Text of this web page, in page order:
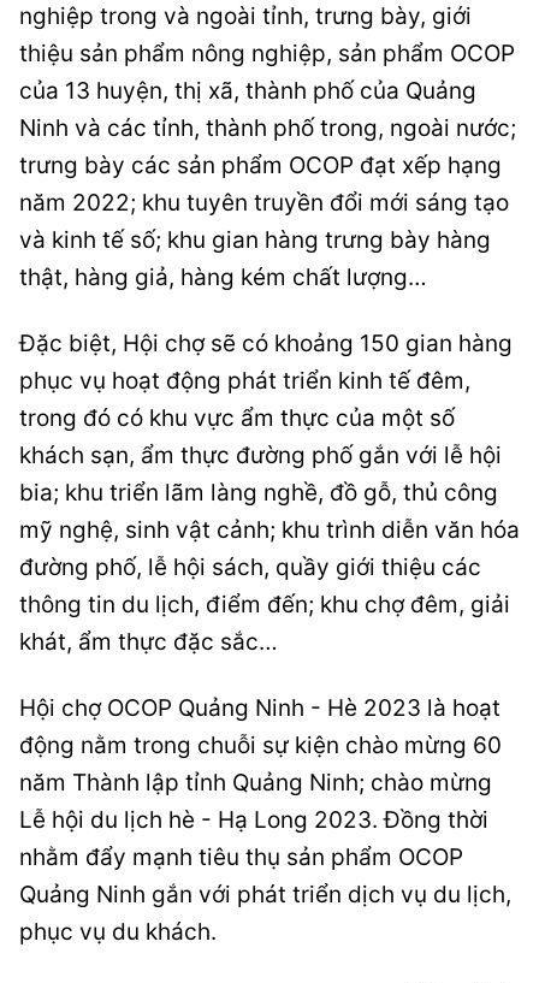
nghiệp trong và ngoài tỉnh, trưng bày, giới
thiệu sản phẩm nông nghiệp, sản phẩm OCOP
của 13 huyện, thị xã, thành phố của Quảng
Ninh và các tỉnh, thành phố trong, ngoài nước;
trưng bày các sản phẩm OCOP đạt xếp hạng
năm 2022; khu tuyên truyền đổi mới sáng tạo
và kinh tế số; khu gian hàng trưng bày hàng
thật, hàng giả, hàng kém chất lượng…
Đặc biệt, Hội chợ sẽ có khoảng 150 gian hàng
phục vụ hoạt động phát triển kinh tế đêm,
trong đó có khu vực ẩm thực của một số
khách sạn, ẩm thực đường phố gắn với lễ hội
bia; khu triển lãm làng nghề, đồ gỗ, thủ công
mỹ nghệ, sinh vật cảnh; khu trình diễn văn hóa
đường phố, lễ hội sách, quầy giới thiệu các
thông tin du lịch, điểm đến; khu chợ đêm, giải
khát, ẩm thực đặc sắc…
Hội chợ OCOP Quảng Ninh - Hè 2023 là hoạt
động nằm trong chuỗi sự kiện chào mừng 60
năm Thành lập tỉnh Quảng Ninh; chào mừng
Lễ hội du lịch hè - Hạ Long 2023. Đồng thời
nhằm đẩy mạnh tiêu thụ sản phẩm OCOP
Quảng Ninh gắn với phát triển dịch vụ du lịch,
phục vụ du khách.